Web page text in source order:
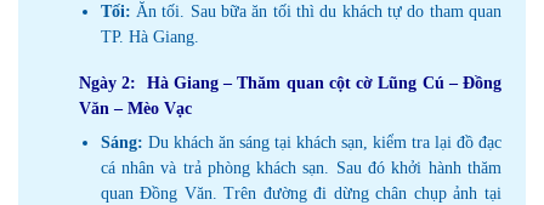
Tối: Ăn tối. Sau bữa ăn tối thì du khách tự do tham quan
TP. Hà Giang.
Ngày 2: Hà Giang – Thăm quan cột cờ Lũng Cú – Đồng
Văn – Mèo Vạc
Sáng: Du khách ăn sáng tại khách sạn, kiểm tra lại đồ đạc
cá nhân và trả phòng khách sạn. Sau đó khởi hành thăm
quan Đồng Văn. Trên đường đi dừng chân chụp ảnh tại